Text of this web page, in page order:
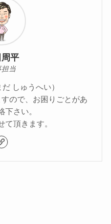
平
担当
しゅうへい）
ので、お困りごとがあ
下さい。
て頂きます。